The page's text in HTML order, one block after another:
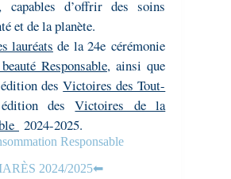
capables d’offrir des soins
et de la planète.
lauréats de la 24ecérémonie
Responsable, ainsi que
desVictoires des Tout-
desVictoires de la
2024-2025.
Responsable
2024/2025⬅